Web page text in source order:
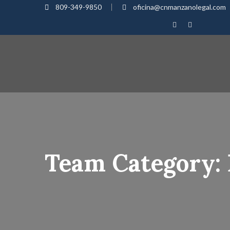
809-349-9850 oficina@cnmanzanolegal.com
Team Category: